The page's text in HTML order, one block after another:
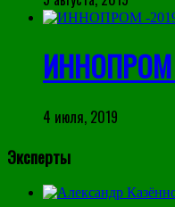
ИННОПРОМ
4 июля, 2019
Эксперты